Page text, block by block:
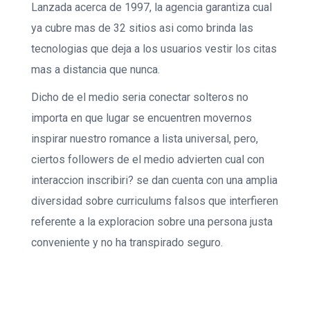
Lanzada acerca de 1997, la agencia garantiza cual
ya cubre mas de 32 sitios asi­ como brinda las
tecnologias que deja a los usuarios vestir los citas
mas a distancia que nunca.
Dicho de el medio seri­a conectar solteros no
importa en que lugar se encuentren movernos
inspirar nuestro romance a lista universal, pero,
ciertos followers de el medio advierten cual con
interaccion inscribiri? se dan cuenta con una amplia
diversidad sobre curriculums falsos que interfieren
referente a la exploracion sobre una persona justa
conveniente y no ha transpirado seguro.